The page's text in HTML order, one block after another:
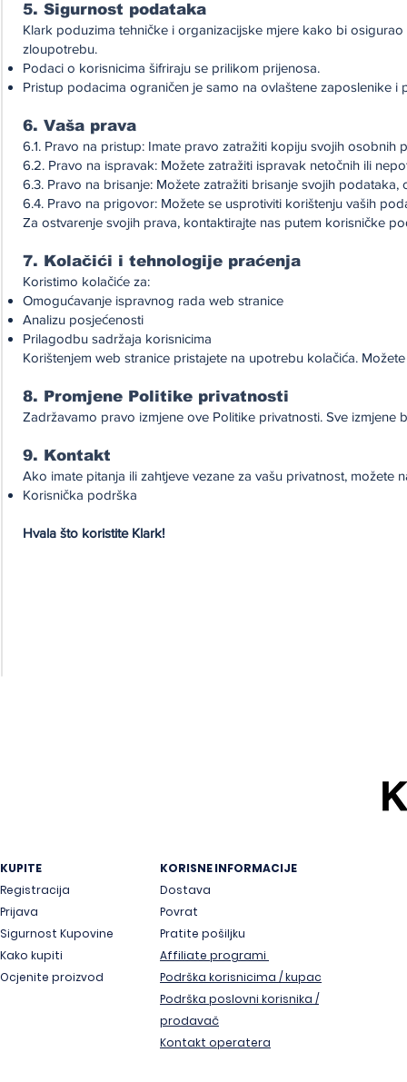
5. Sigurnost podataka
Klark poduzima tehničke i organizacijske mjere kako bi
zloupotrebu.
Podaci o korisnicima šifriraju se prilikom prijenosa.
Pristup podacima ograničen je samo na ovlaštene zaposlenike i
6. Vaša prava
6.1. Pravo na pristup: Imate pravo zatražiti kopiju svojih osobnih
6.2. Pravo na ispravak: Možete zatražiti ispravak netočnih ili
6.3. Pravo na brisanje: Možete zatražiti brisanje svojih
6.4. Pravo na prigovor: Možete se usprotiviti korištenju vaših
Za ostvarenje svojih prava, kontaktirajte nas putem korisničke
7. Kolačići i tehnologije praćenja
Koristimo kolačiće za:
Omogućavanje ispravnog rada web stranice
Analizu posjećenosti
Prilagodbu sadržaja korisnicima
Korištenjem web stranice pristajete na upotrebu kolačića.
8. Promjene Politike privatnosti
Zadržavamo pravo izmjene ove Politike privatnosti. Sve izmjene
9. Kontakt
Ako imate pitanja ili zahtjeve vezane za vašu privatnost, možete
Korisnička podrška
Hvala što koristite Klark!
KUPITE
Registracija
Prijava
Sigurnost Kupovine
Kako kupiti
Ocjenite proizvod
KORISNE INFORMACIJE
Dostava
Povrat
Pratite pošiljku
Affiliate programi
Podrška korisnicima / kupac
Podrška poslovni korisnika /
prodavač
Kontakt operatera